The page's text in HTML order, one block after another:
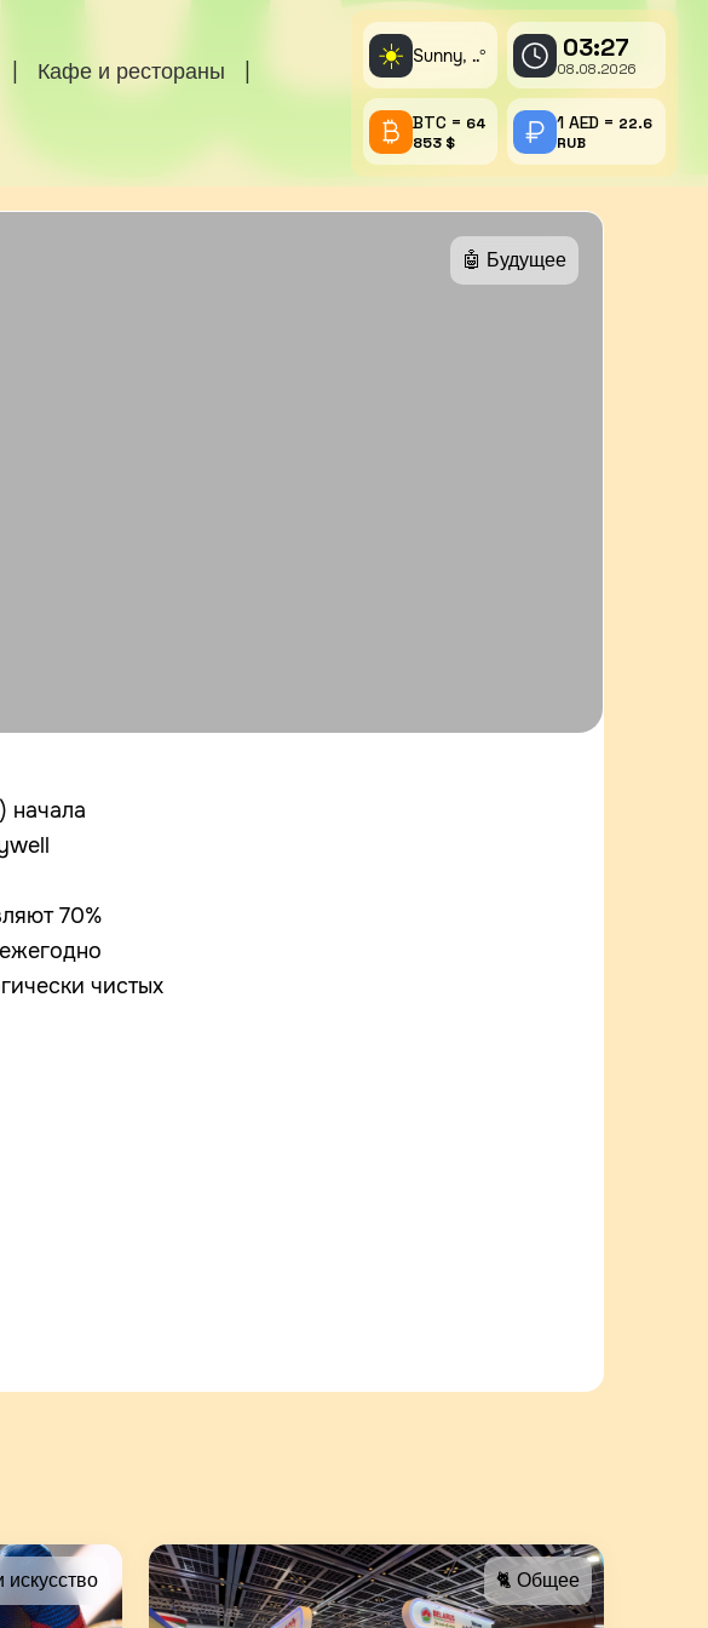
Кафе и рестораны ☀️ Sunny, ..° 03:27
08.08.2026
BTC = 64
853 $
1 AED = 22.6
RUB
🤖 Будущее
начала
70%
чистых
искусство 🐈 Общее